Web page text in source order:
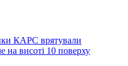
КАРС врятували
на висоті 10 поверху